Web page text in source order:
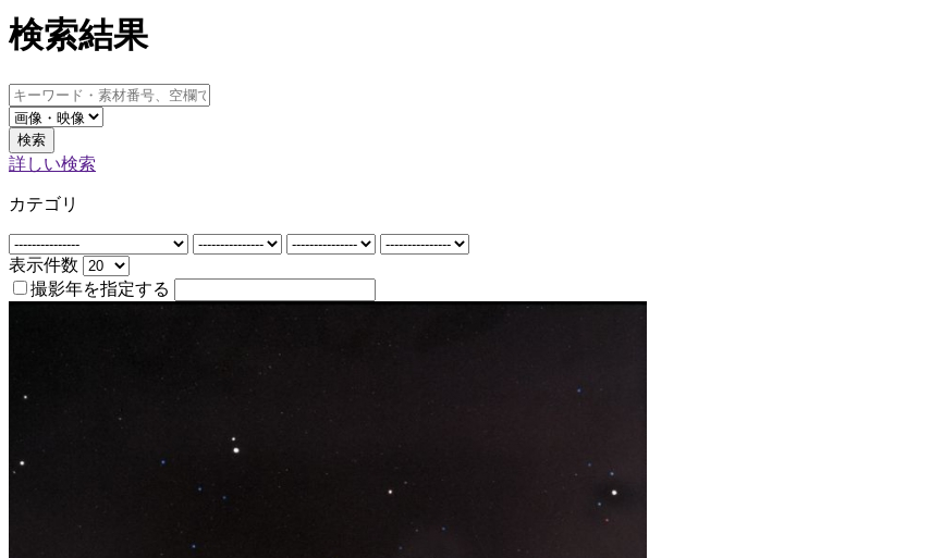
検索結果
検索
詳しい検索
カテゴリ
表示件数
撮影年を指定する